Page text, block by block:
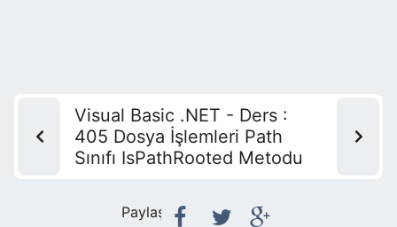
Visual Basic .NET - Ders :
405 Dosya İşlemleri Path
Sınıfı IsPathRooted Metodu
Paylaş: